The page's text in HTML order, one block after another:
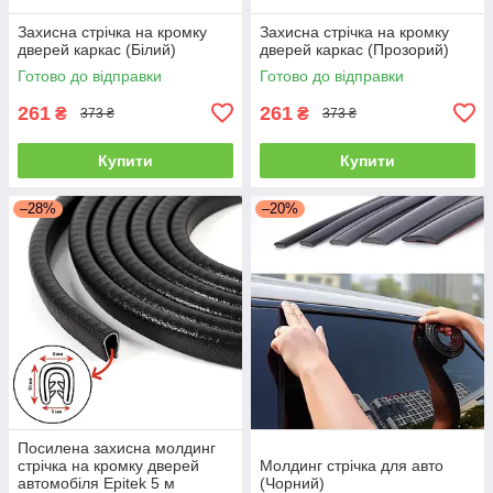
Захисна стрічка на кромку
дверей каркас (Білий)
Готово до відправки
261 ₴ 373 ₴
Купити
Захисна стрічка на кромку
дверей каркас (Прозорий)
Готово до відправки
261 ₴ 373 ₴
Купити
–28%
Посилена захисна молдинг
стрічка на кромку дверей
автомобіля Epitek 5 м
–20%
Молдинг стрічка для авто
(Чорний)